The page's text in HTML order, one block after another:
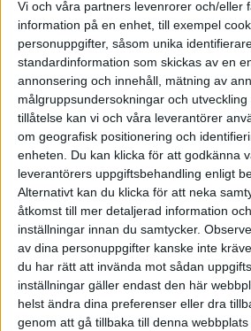
Vi och våra partners levenrorer och/eller
information på en enhet, till exempel
personuppgifter, såsom unika
standardinformation som skickas av en
annonsering och innehåll, mätning av
målgruppsundersokningar och utveckling
tillåtelse kan vi och våra leverantörer
om geografisk positionering och
enheten. Du kan klicka för att godkänna
leverantörers uppgiftsbehandling enligt
Alternativt kan du klicka för att neka
åtkomst till mer detaljerad information
inställningar innan du samtycker.
av dina personuppgifter kanske inte
du har rätt att invända mot sådan
inställningar gäller endast den här
helst ändra dina preferenser eller dra
genom att gå tillbaka till denna
Norrlänningar firade semester i
Strängnäs
28 jun 1998
Maratonlöparna bäst i Trosa
I år fick Andervang kransen
27 jun 1998
Intresset ökar för Lidingöloppet
26 jun 1998
Värmemara
väntarvärldsmästaraspiranter